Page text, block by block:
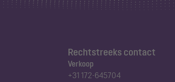
Rechtstreeks contact
Verkoop
+31 172-645704